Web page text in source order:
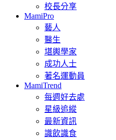
校長分享
MamiPro
藝人
醫生
堪輿學家
成功人士
著名運動員
MamiTrend
每週好去處
星級追縱
最新資訊
識飲識食